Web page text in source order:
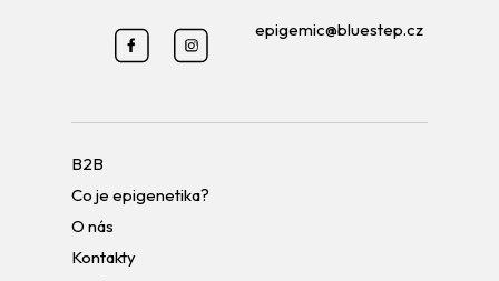
epigemic@bluestep.cz
B2B
Co je epigenetika?
O nás
Kontakty